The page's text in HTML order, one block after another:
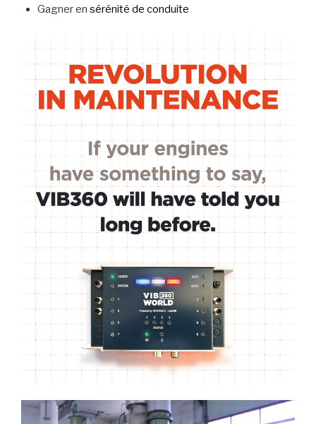
Gagner en sérénité de conduite
Lecteur